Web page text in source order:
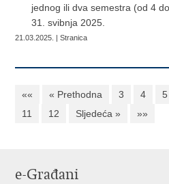
jednog ili dva semestra (od 4
31. svibnja 2025.
21.03.2025. | Stranica
«« « Prethodna 3 4 5
11
12 Sljedeća » »»
e-Građani